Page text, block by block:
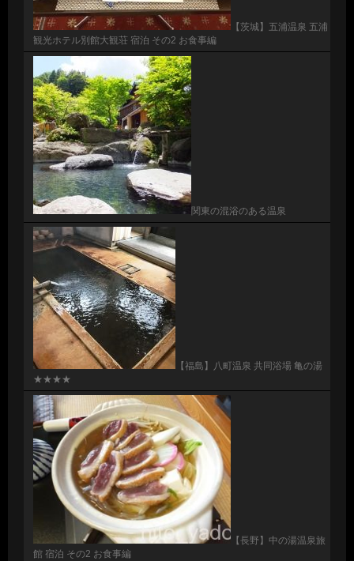
【茨城】五浦温泉 五浦
観光ホテル別館大観荘 宿泊 その2 お食事編
関東の混浴のある温泉
【福島】八町温泉 共同浴場 亀の湯
★★★★
【長野】中の湯温泉旅
館 宿泊 その2 お食事編